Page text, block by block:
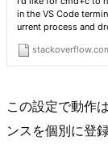
この設定で動作
ンスを個別に登